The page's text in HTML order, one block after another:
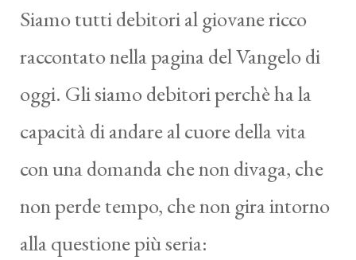
Siamo tutti debitori al giovane ricco
raccontato nella pagina del Vangelo di
oggi. Gli siamo debitori perchè ha la
capacità di andare al cuore della vita
con una domanda che non divaga, che
non perde tempo, che non gira intorno
alla questione più seria: